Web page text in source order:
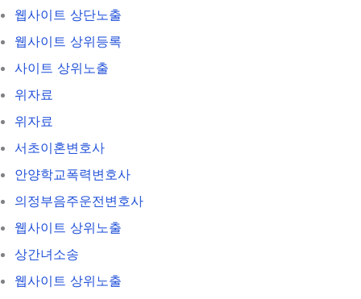
웹사이트 상단노출
웹사이트 상위등록
사이트 상위노출
위자료
위자료
서초이혼변호사
안양학교폭력변호사
의정부음주운전변호사
웹사이트 상위노출
상간녀소송
웹사이트 상위노출